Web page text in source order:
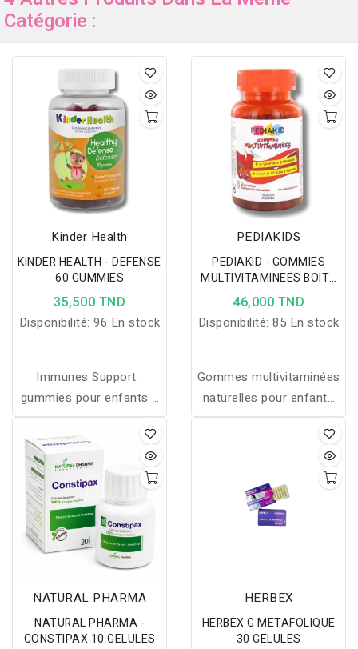
Catégorie :
Kinder Health
KINDER HEALTH - DEFENSE
60 GUMMIES
35,500 TND
Disponibilité: 96 En stock
Immunes Support :
gummies pour enfants à
la vitamine C, propolis et
échinacée pour renforcer
le système immunitaire
et rester en bonne santé.
PEDIAKIDS
PEDIAKID - GOMMIES
MULTIVITAMINEES BOITE
DE 60
46,000 TND
Disponibilité: 85 En stock
Gommes multivitaminées
naturelles pour enfants
dès 3 ans, riches en
vitamines, minéraux et
légumes pour renforcer
l’immunité et l’énergie.
NATURAL PHARMA
NATURAL PHARMA -
CONSTIPAX 10 GELULES
HERBEX
HERBEX G METAFOLIQUE
30 GELULES